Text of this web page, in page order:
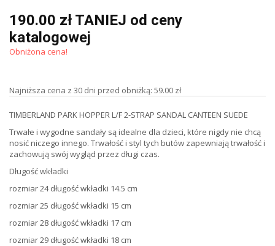
190.00 zł TANIEJ od ceny
katalogowej
Obniżona cena!
Najniższa cena z 30 dni przed obniżką: 59.00 zł
TIMBERLAND PARK HOPPER L/F 2-STRAP SANDAL CANTEEN SUEDE
Trwałe i wygodne sandały są idealne dla dzieci, które nigdy nie chcą
nosić niczego innego. Trwałość i styl tych butów zapewniają trwałość i
zachowują swój wygląd przez długi czas.
Długość wkładki
rozmiar 24 długość wkładki 14.5 cm
rozmiar 25 długość wkładki 15 cm
rozmiar 28 długość wkładki 17 cm
rozmiar 29 długość wkładki 18 cm